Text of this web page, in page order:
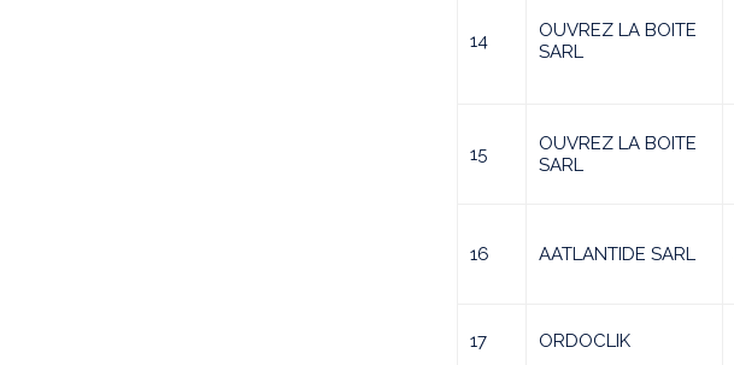
14
OUVREZ LA BOITE
SARL
15
OUVREZ LA BOITE
SARL
16 AATLANTIDE SARL
17 ORDOCLIK